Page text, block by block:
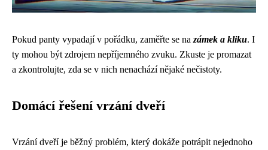
Pokud panty vypadají v pořádku, zaměřte se na zámek a kliku. I
ty mohou být zdrojem nepříjemného zvuku. Zkuste je promazat
a zkontrolujte, zda se v nich nenachází nějaké nečistoty.
Domácí řešení vrzání dveří
Vrzání dveří je běžný problém, který dokáže potrápit nejednoho